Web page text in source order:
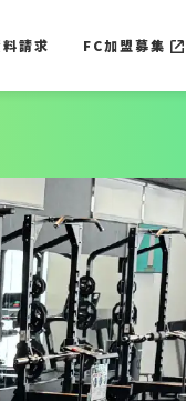
請求
FC加盟募集